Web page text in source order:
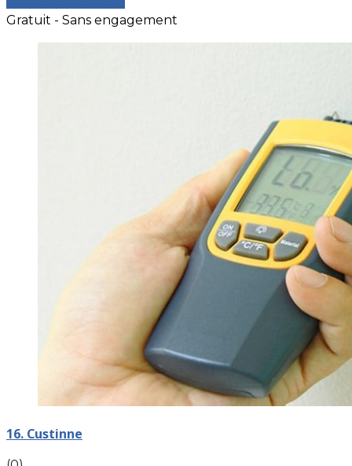
Gratuit - Sans engagement
16. Custinne